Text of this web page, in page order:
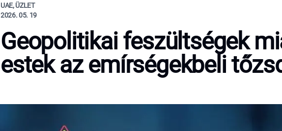
UAE, ÜZLET
2026. 05. 19
Geopolitikai feszültségek
estek az emírségekbeli